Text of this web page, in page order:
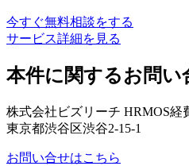
今すぐ無料相談をする
サービス詳細を見る
本件に関するお問い
株式会社ビズリーチ HRMOS経
東京都渋谷区渋谷2-15-1
お問い合せはこちら